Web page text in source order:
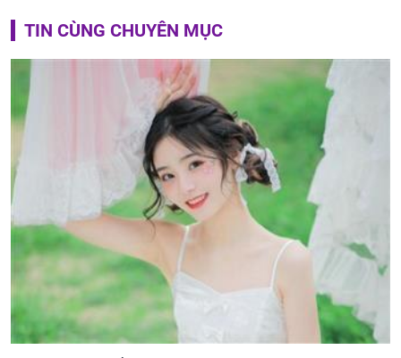
TIN CÙNG CHUYÊN MỤC